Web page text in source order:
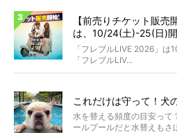
【前売りチケット販
は、10/24(土)-25(日)
ンプ・前夜祭・バスプ
「フレブルLIVE 2026」
「フレブルLIV...
これだけは守って！犬
水を替える頻度の目安っ
ールプールだと水替えもさ